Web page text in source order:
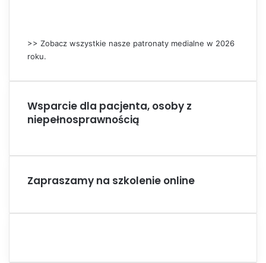
>> Zobacz wszystkie nasze patronaty medialne w 2026
roku.
Wsparcie dla pacjenta, osoby z
niepełnosprawnością
Zapraszamy na szkolenie online